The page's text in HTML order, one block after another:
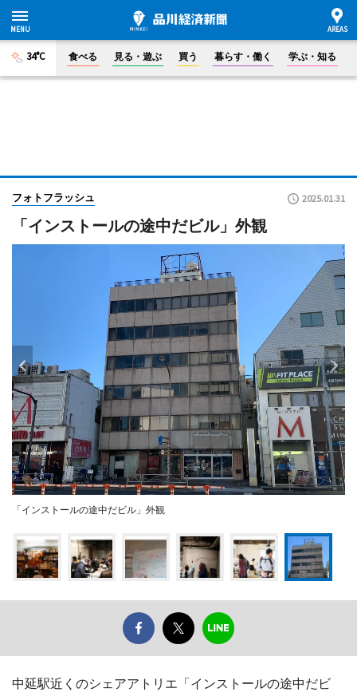
34°C 食べる 見る・遊ぶ 買う 暮らす・働く 学ぶ・知る
フォトフラッシュ 2025.01.31
「インストールの途中だビル」外観
「インストールの途中だビル」外観
中延駅近くのシェアアトリエ「インストールの途中だビ